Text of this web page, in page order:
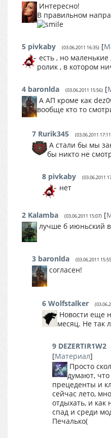
Интересно!
В правильном
5 pivkaby (03.06.2011 16:35) [
есть , но
ролик , в котором
4 baronlda (03.06.2011 15:56) [
А АП кроме как
вообще кто то
7 Rurik345 (03.06.2011
А стали бы мы
бы никто не
8 pivkaby (03.06.2011
нет
2 Kalamba (03.06.2011 15:07) [
лучше б июньский
3 baronlda (03.06.2011
согласен!
6 Wolfstalker
Новости еще
месяц. Не так
9 DEZERTIR1W2
[Материал]
Просто
думают,
прецеденты и
сейчас лето,
отдыхать, и
спад и среди
Печалько(